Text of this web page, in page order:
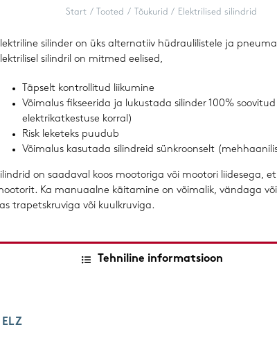
Masinajalad
Hammasrihmarattad & Hammasrihmad
Trapetskeermeslatid & -mutrid
Start Tooted Tõukurid Elektrilised silindrid
silinder on üks alternatiiv hüdraulilistele ja
silindril on mitmed eelised,
Täpselt kontrollitud liikumine
Võimalus fikseerida ja lukustada silinder 100%
elektrikatkestuse korral)
Risk leketeks puudub
Võimalus kasutada silindreid sünkroonselt
on saadaval koos mootoriga või mootori liidesega,
Ka manuaalne käitamine on võimalik, vändaga
trapetskruviga või kuulkruviga.
Tehniline informatsioon
ELZ